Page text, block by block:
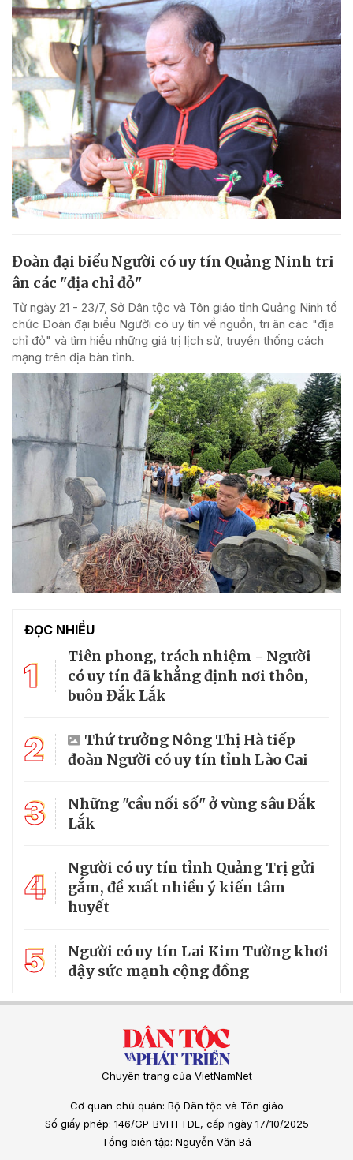
Đoàn đại biểu Người có uy tín Quảng Ninh tri
ân các "địa chỉ đỏ"
Từ ngày 21 - 23/7, Sở Dân tộc và Tôn giáo tỉnh Quảng Ninh tổ
chức Đoàn đại biểu Người có uy tín về nguồn, tri ân các "địa
chỉ đỏ" và tìm hiểu những giá trị lịch sử, truyền thống cách
mạng trên địa bàn tỉnh.
ĐỌC NHIỀU
1
Tiên phong, trách nhiệm - Người
có uy tín đã khẳng định nơi thôn,
buôn Đắk Lắk
2
Thứ trưởng Nông Thị Hà tiếp
đoàn Người có uy tín tỉnh Lào Cai
3
Những "cầu nối số" ở vùng sâu Đắk
Lắk
4
Người có uy tín tỉnh Quảng Trị gửi
gắm, đề xuất nhiều ý kiến tâm
huyết
5
Người có uy tín Lai Kim Tường khơi
dậy sức mạnh cộng đồng
Chuyên trang của VietNamNet
Cơ quan chủ quản: Bộ Dân tộc và Tôn giáo
Số giấy phép: 146/GP-BVHTTDL, cấp ngày 17/10/2025
Tổng biên tập: Nguyễn Văn Bá